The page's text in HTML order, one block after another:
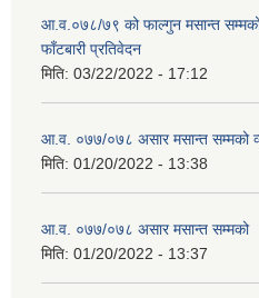
आ.व.०७८/७९ को फाल्गुन मसान्त
फाँटबारी प्रतिवेदन
मिति: 03/22/2022 - 17:12
आ.व. ०७७/०७८ असार मसान्त सम्मको
मिति: 01/20/2022 - 13:38
आ.व. ०७७/०७८ असार मसान्त सम्मको
मिति: 01/20/2022 - 13:37